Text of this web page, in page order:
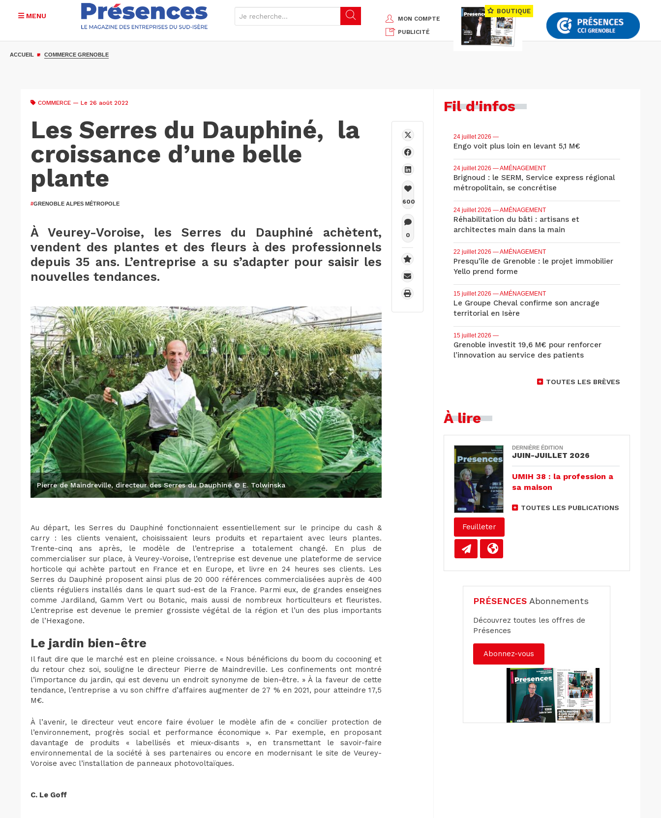
MENU
MON COMPTE
PUBLICITÉ
BOUTIQUE
ACCUEIL COMMERCE GRENOBLE
COMMERCE — Le 26 août 2022
Les Serres du Dauphiné, la
croissance d’une belle
plante
#GRENOBLE ALPES MÉTROPOLE
À Veurey-Voroise, les Serres du Dauphiné achètent,
vendent des plantes et des fleurs à des professionnels
depuis 35 ans. L’entreprise a su s’adapter pour saisir les
nouvelles tendances.
Pierre de Maindreville, directeur des Serres du Dauphiné © E. Tolwinska
Au départ, les Serres du Dauphiné fonctionnaient essentiellement sur le principe du cash &
carry : les clients venaient, choisissaient leurs produits et repartaient avec leurs plantes.
Trente-cinq ans après, le modèle de l’entreprise a totalement changé. En plus de
commercialiser sur place, à Veurey-Voroise, l’entreprise est devenue une plateforme de service
horticole qui achète partout en France et en Europe, et livre en 24 heures ses clients. Les
Serres du Dauphiné proposent ainsi plus de 20 000 références commercialisées auprès de 400
clients réguliers installés dans le quart sud-est de la France. Parmi eux, de grandes enseignes
comme Jardiland, Gamm Vert ou Botanic, mais aussi de nombreux horticulteurs et fleuristes.
L’entreprise est devenue le premier grossiste végétal de la région et l’un des plus importants
de l’Hexagone.
Le jardin bien-être
Il faut dire que le marché est en pleine croissance. « Nous bénéficions du boom du cocooning et
du retour chez soi, souligne le directeur Pierre de Maindreville. Les confinements ont montré
l’importance du jardin, qui est devenu un endroit synonyme de bien-être. » À la faveur de cette
tendance, l’entreprise a vu son chiffre d’affaires augmenter de 27 % en 2021, pour atteindre 17,5
M€.
À l’avenir, le directeur veut encore faire évoluer le modèle afin de « concilier protection de
l’environnement, progrès social et performance économique ». Par exemple, en proposant
davantage de produits « labellisés et mieux-disants », en transmettant le savoir-faire
environnemental de la société à ses partenaires ou encore en modernisant le site de Veurey-
Voroise avec l’installation de panneaux photovoltaïques.
C. Le Goff
600
0
Fil d'infos
24 juillet 2026 —
Engo voit plus loin en levant 5,1 M€
24 juillet 2026 — AMÉNAGEMENT
Brignoud : le SERM, Service express régional
métropolitain, se concrétise
24 juillet 2026 — AMÉNAGEMENT
Réhabilitation du bâti : artisans et
architectes main dans la main
22 juillet 2026 — AMÉNAGEMENT
Presqu'île de Grenoble : le projet immobilier
Yello prend forme
15 juillet 2026 — AMÉNAGEMENT
Le Groupe Cheval confirme son ancrage
territorial en Isère
15 juillet 2026 —
Grenoble investit 19,6 M€ pour renforcer
l’innovation au service des patients
TOUTES LES BRÈVES
À lire
Feuilleter
DERNIÈRE ÉDITION
JUIN-JUILLET 2026
UMIH 38 : la profession a
sa maison
TOUTES LES PUBLICATIONS
PRÉSENCES Abonnements
Découvrez toutes les offres de
Présences
Abonnez-vous